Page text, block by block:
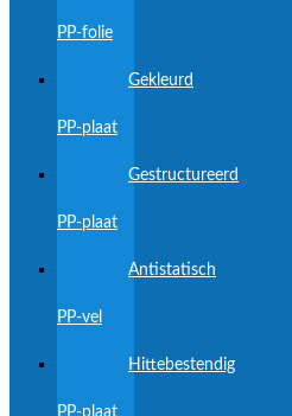
PP-folie
Gekleurd
PP-plaat
Gestructureerd
PP-plaat
Antistatisch
PP-vel
Hittebestendig
PP-plaat